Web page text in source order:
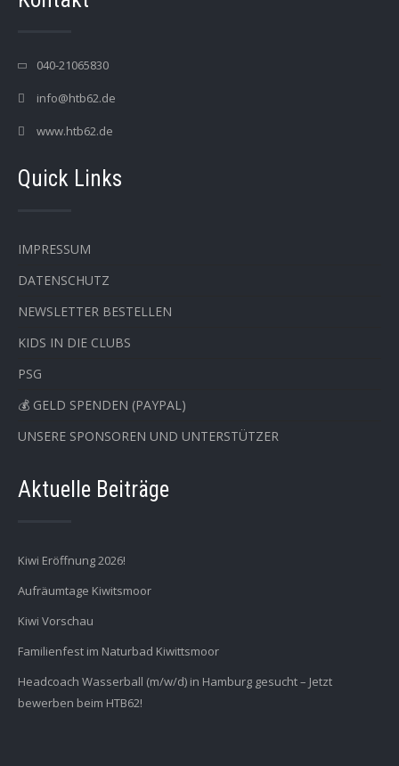
040-21065830
info@htb62.de
www.htb62.de
Quick Links
IMPRESSUM
DATENSCHUTZ
NEWSLETTER BESTELLEN
KIDS IN DIE CLUBS
PSG
💰 GELD SPENDEN (PAYPAL)
UNSERE SPONSOREN UND UNTERSTÜTZER
Aktuelle Beiträge
Kiwi Eröffnung 2026!
Aufräumtage Kiwitsmoor
Kiwi Vorschau
Familienfest im Naturbad Kiwittsmoor
Headcoach Wasserball (m/w/d) in Hamburg gesucht – Jetzt
bewerben beim HTB62!